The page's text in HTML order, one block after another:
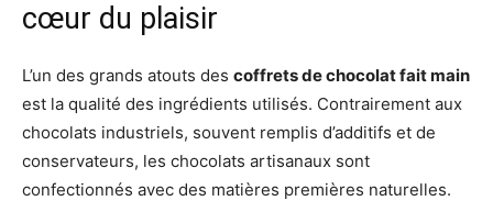
cœur du plaisir
L’un des grands atouts des coffrets de chocolat fait main
est la qualité des ingrédients utilisés. Contrairement aux
chocolats industriels, souvent remplis d’additifs et de
conservateurs, les chocolats artisanaux sont
confectionnés avec des matières premières naturelles.